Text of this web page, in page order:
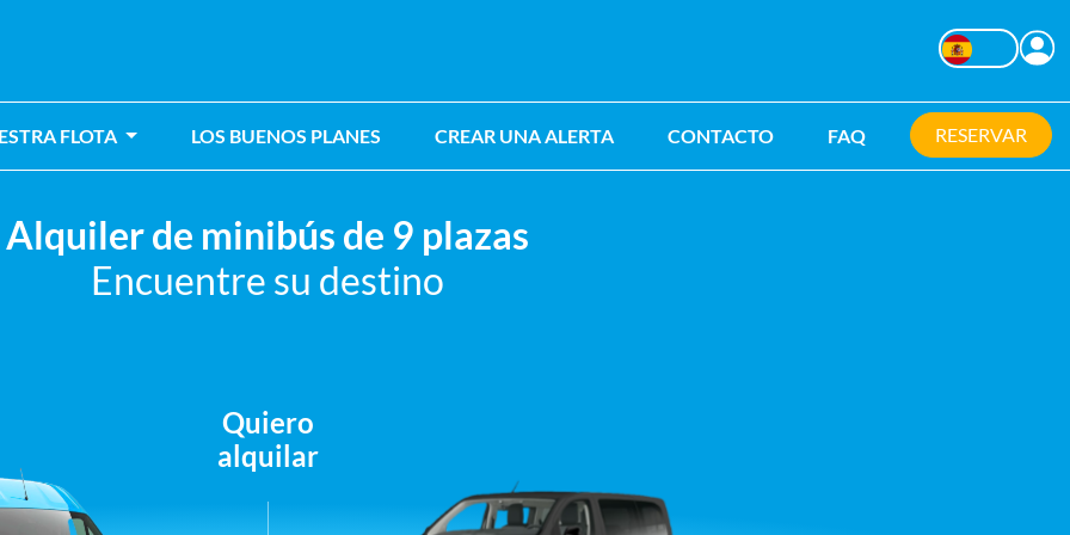
Changer la
FLOTA LOS BUENOS PLANES CREAR UNA ALERTA CONTACTO FAQ RESERVAR
Alquiler de minibús de 9 plazas
Encuentre su destino
Quiero
alquilar